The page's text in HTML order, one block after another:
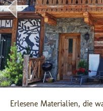
Erlesene Materialien, die